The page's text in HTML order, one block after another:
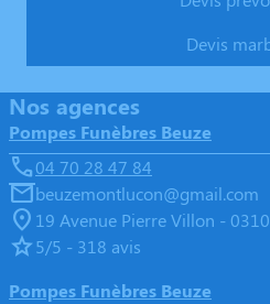
Devis
Nos agences
Pompes Funèbres Beuze
04 70 28 47 84
beuzemontlucon@gmail.com
19 Avenue Pierre Villon -
5/5 - 318 avis
Pompes Funèbres Beuze